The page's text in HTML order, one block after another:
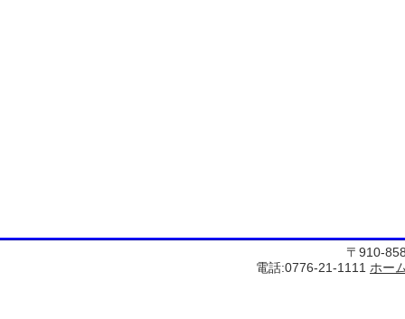
〒910-
電話:0776-21-1111 ホー